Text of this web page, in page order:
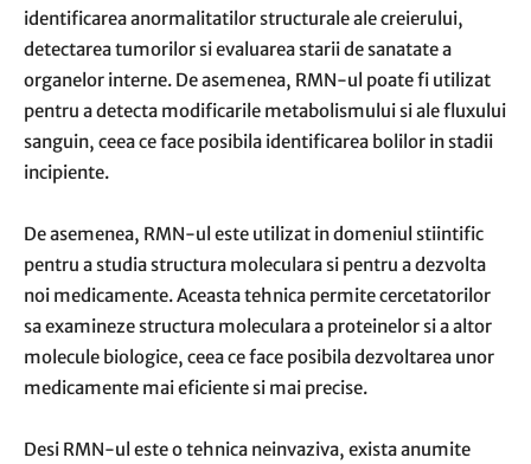
identificarea anormalitatilor structurale ale creierului,
detectarea tumorilor si evaluarea starii de sanatate a
organelor interne. De asemenea, RMN-ul poate fi utilizat
pentru a detecta modificarile metabolismului si ale fluxului
sanguin, ceea ce face posibila identificarea bolilor in stadii
incipiente.
De asemenea, RMN-ul este utilizat in domeniul stiintific
pentru a studia structura moleculara si pentru a dezvolta
noi medicamente. Aceasta tehnica permite cercetatorilor
sa examineze structura moleculara a proteinelor si a altor
molecule biologice, ceea ce face posibila dezvoltarea unor
medicamente mai eficiente si mai precise.
Desi RMN-ul este o tehnica neinvaziva, exista anumite